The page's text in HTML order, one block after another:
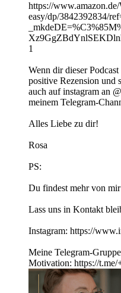
https://
easy/dp/3842392834/
1
Wenn dir dieser
positive Rezension und
auch auf instagram an
meinem Telegram-
Alles Liebe zu dir!
Rosa
PS:
Du findest mehr von
Lass uns in Kontakt
Instagram: https://
Meine Telegram-
Motivation: https://